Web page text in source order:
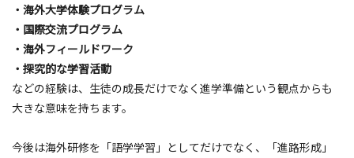
・海外大学体験プログラム
・国際交流プログラム
・海外フィールドワーク
・探究的な学習活動
などの経験は、生徒の成長だけでなく進学準備という観点からも
大きな意味を持ちます。
今後は海外研修を「語学学習」としてだけでなく、「進路形成」